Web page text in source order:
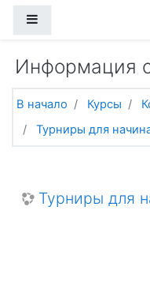
Информация
В начало Курсы
Турниры для
Турниры для